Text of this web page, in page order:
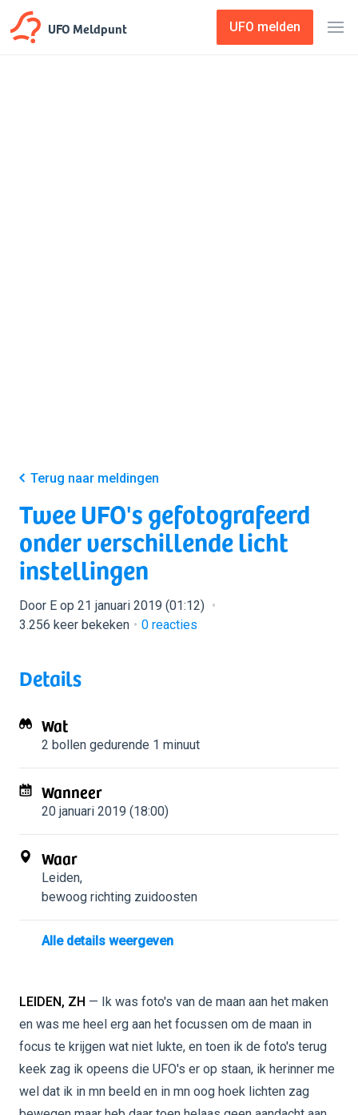
UFO Meldpunt UFO melden
Terug naar meldingen
Twee UFO's gefotografeerd
onder verschillende licht
instellingen
Door E op 21 januari 2019 (01:12)
3.256 keer bekeken
0 reacties
Details
Wat
2 bollen gedurende 1 minuut
Wanneer
20 januari 2019 (18:00)
Waar
Leiden,
bewoog richting zuidoosten
Alle details weergeven
LEIDEN, ZH — Ik was foto's van de maan aan het maken
en was me heel erg aan het focussen om de maan in
focus te krijgen wat niet lukte, en toen ik de foto's terug
keek zag ik opeens die UFO's er op staan, ik herinner me
wel dat ik in mn beeld en in mn oog hoek lichten zag